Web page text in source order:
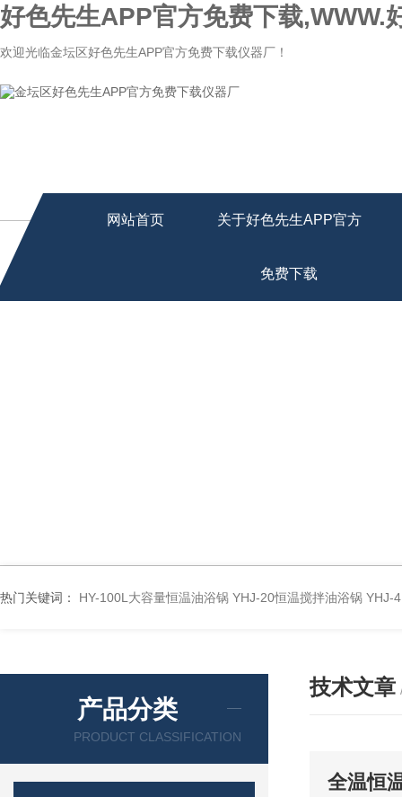
好色先生APP官方免费下载,WWW.
欢迎光临金坛区好色先生APP官方免费下载仪器厂！
网站首页 关于好色先生APP官方
免费下载
热门关键词： HY-100L大容量恒温油浴锅 YHJ-20恒温搅拌油浴锅 YHJ-
产品分类
PRODUCT CLASSIFICATION
技术文章
全温恒